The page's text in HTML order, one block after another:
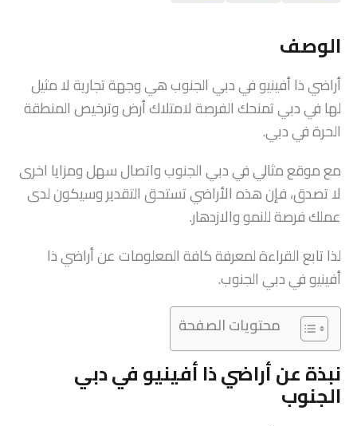
الوصف
أراضي ذا أفينيو في دبي الجنوب هي وجهة تجارية لا مثيل
لها في دبي تمنحك الفرصة لامتلاك أرض وترخيص المنطقة
الحرة في دبي.
مع موقع مثالي في دبي الجنوب واتصال سهل ومزايا اخرى
لا تصدق، فإن هذه الأراضي تستحق التقدير وسيكون لدى
عملك فرصة للنمو والازدهار.
لذا تابع القراءة لمعرفة كافة المعلومات عن أراضي ذا
أفينيو في دبي الجنوب.
محتويات الصفحة
نبذة عن أراضي ذا أفينيو في دبي
الجنوب